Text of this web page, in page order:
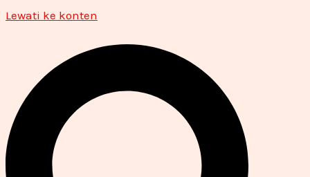
Lewati ke konten